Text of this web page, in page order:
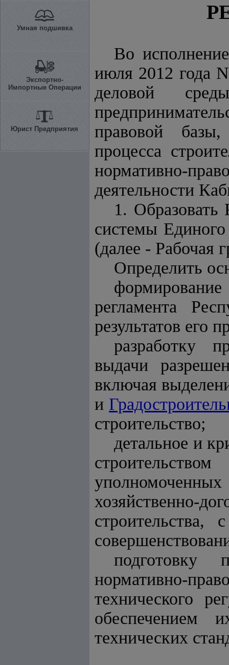
Умная подшивка
Экспортно-
Импортные Операции
Юрист Предприятия
Во
июля 2012 года
деловой
правовой базы,
процесса
нормативно-
деятельности
1.
системы Единого
(далее - Рабочая
Определить
регламента
результатов его
разработку
выдачи
включая
и
строительство;
детальное и
уполномоченных
хозяйственно-
подготовку
нормативно-
технического
обеспечением
технических